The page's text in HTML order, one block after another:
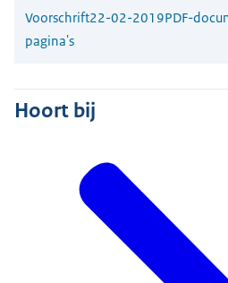
Voorschrift22-02-2019PDF-
pagina's
Hoort bij